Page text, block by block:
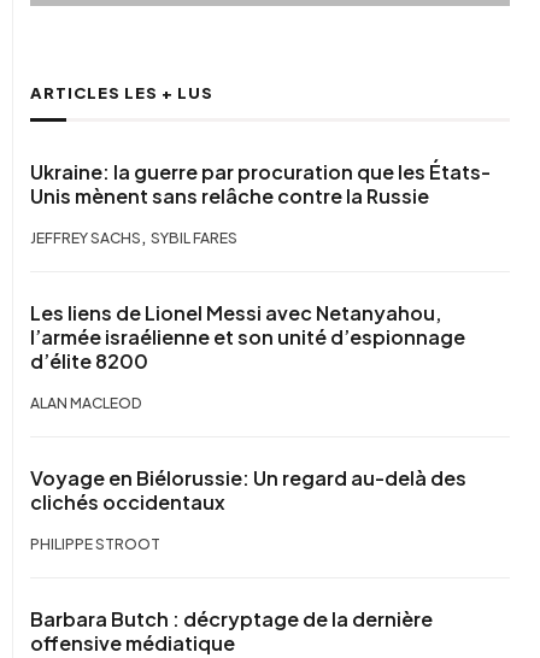
ARTICLES LES + LUS
Ukraine: la guerre par procuration que les États-
Unis mènent sans relâche contre la Russie
JEFFREY SACHS , SYBIL FARES
Les liens de Lionel Messi avec Netanyahou,
l’armée israélienne et son unité d’espionnage
d’élite 8200
ALAN MACLEOD
Voyage en Biélorussie: Un regard au-delà des
clichés occidentaux
PHILIPPE STROOT
Barbara Butch : décryptage de la dernière
offensive médiatique